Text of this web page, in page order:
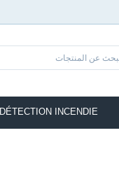
DÉTECTION INCENDIE